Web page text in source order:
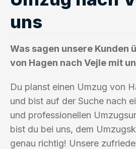
uns
Was sagen unsere Kunden
von Hagen nach Vejle mit
Du planst einen Umzug von
und bist auf der Suche nach
und professionellen
bist du bei uns, dem
genau richtig! Unsere